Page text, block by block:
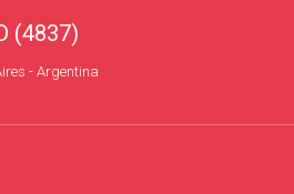
(4837)
- Argentina